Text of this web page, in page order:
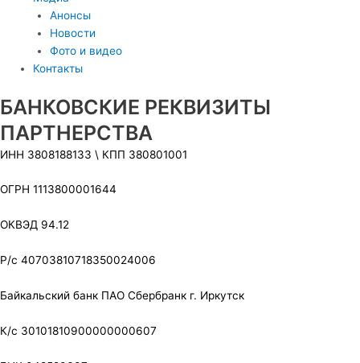
Анонсы
Новости
Фото и видео
Контакты
БАНКОВСКИЕ РЕКВИЗИТЫ
ПАРТНЕРСТВА
ИНН 3808188133 \ КПП 380801001
ОГРН 1113800001644
ОКВЭД 94.12
Р/c 40703810718350024006
Байкальский банк ПАО Сбербранк г. Иркутск
К/c 30101810900000000607